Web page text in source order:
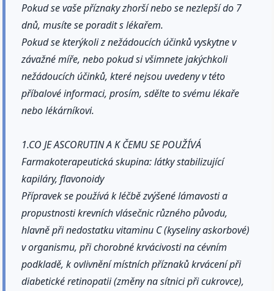
Pokud se vaše příznaky zhorší nebo se nezlepší do 7
dnů, musíte se poradit s lékařem.
Pokud se kterýkoli z nežádoucích účinků vyskytne v
závažné míře, nebo pokud si všimnete jakýchkoli
nežádoucích účinků, které nejsou uvedeny v této
příbalové informaci, prosím, sdělte to svému lékaře
nebo lékárníkovi.
1.CO JE ASCORUTIN A K ČEMU SE POUŽÍVÁ
Farmakoterapeutická skupina: látky stabilizující
kapiláry, flavonoidy
Přípravek se používá k léčbě zvýšené lámavosti a
propustnosti krevních vlásečnic různého původu,
hlavně při nedostatku vitaminu C (kyseliny askorbové)
v organismu, při chorobné krvácivosti na cévním
podkladě, k ovlivnění místních příznaků krvácení při
diabetické retinopatii (změny na sítnici při cukrovce),